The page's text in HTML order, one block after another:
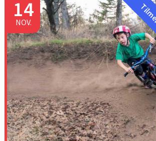
14
NOV.